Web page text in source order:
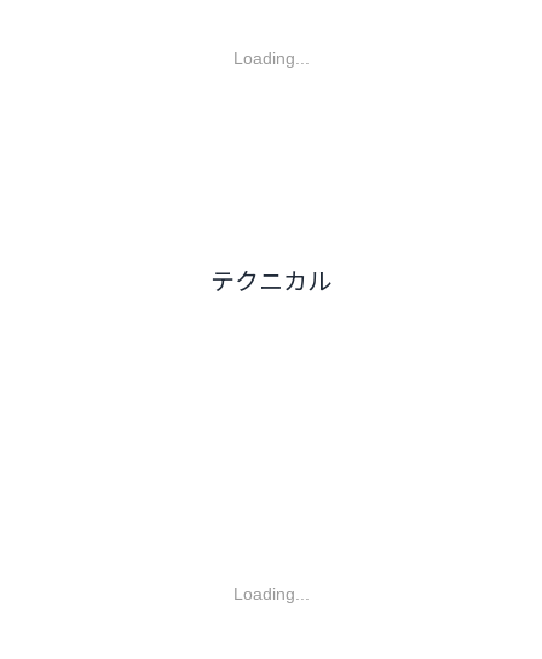
Loading...
テクニカル
Loading...